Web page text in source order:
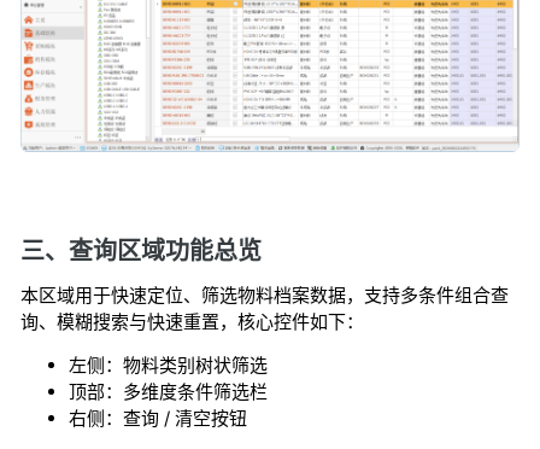
三、查询区域功能总览
本区域用于快速定位、筛选物料档案数据，支持多条件组合查
询、模糊搜索与快速重置，核心控件如下：
左侧：物料类别树状筛选
顶部：多维度条件筛选栏
右侧：查询 / 清空按钮